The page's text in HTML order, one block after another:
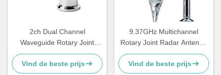
2ch Dual Channel
Waveguide Rotary Joint
Design Hoog vermogen 9,39
GHz
Vind de beste prijs
9.37GHz Multichannel
Rotary Joint Radar Antenne
Radiofrequentie 3 Kanaal
Vind de beste prijs